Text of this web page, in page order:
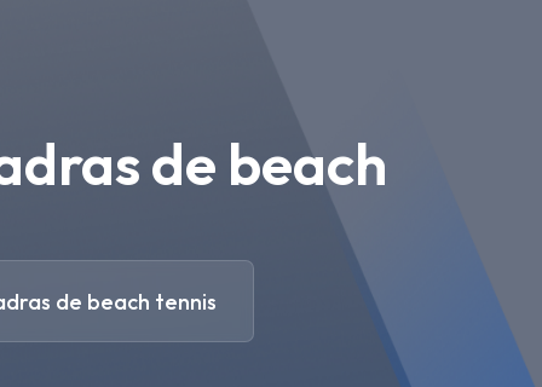
de beach
de beach tennis